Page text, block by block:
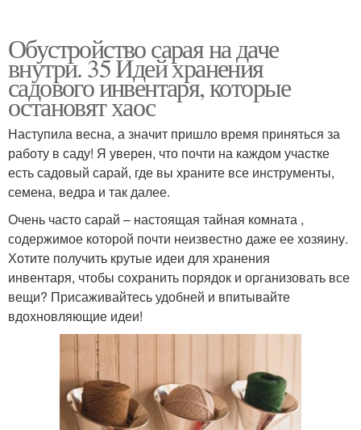
Обустройство сарая на даче
внутри. 35 Идей хранения
садового инвентаря, которые
остановят хаос
Наступила весна, а значит пришло время приняться за
работу в саду! Я уверен, что почти на каждом участке
есть садовый сарай, где вы храните все инструменты,
семена, ведра и так далее.
Очень часто сарай – настоящая тайная комната ,
содержимое которой почти неизвестно даже ее хозяину.
Хотите получить крутые идеи для хранения
инвентаря, чтобы сохранить порядок и организовать все
вещи? Присаживайтесь удобней и впитывайте
вдохновляющие идеи!